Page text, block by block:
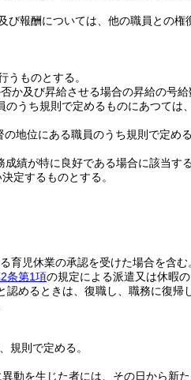
報酬については、他の職員との権
ものとする。
か及び昇給させる場合の昇給の号給
のうち規則で定めるものにあつては
の地位にある職員のうち規則で定め
績が特に良好である場合に該当す
定するものとする。
育児休業の承認を受けた場合を含む
条第1項の規定による派遣又は休暇
めるときは、復職し、職務に復帰
規則で定める。
動を生じた者には、その日から新